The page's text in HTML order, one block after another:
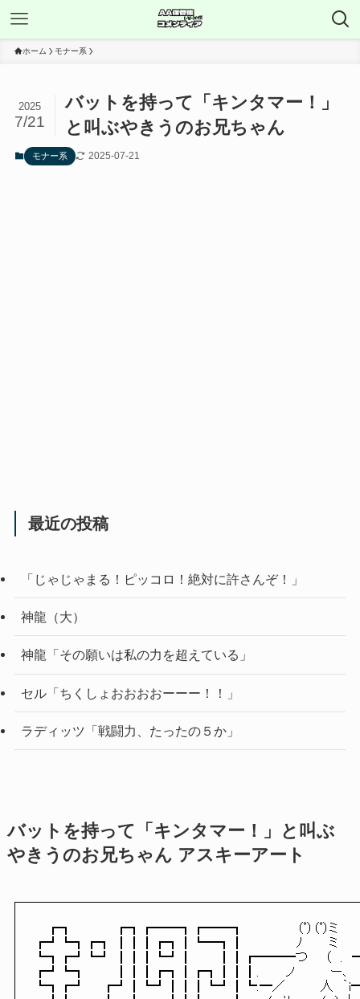
ホーム モナー系
バットを持って「キンタマー！」
と叫ぶやきうのお兄ちゃん
2025
7/21
モナー系 2025-07-21
最近の投稿
「じゃじゃまる！ピッコロ！絶対に許さんぞ！」
神龍（大）
神龍「その願いは私の力を超えている」
セル「ちくしょおおおおーーー！！」
ラディッツ「戦闘力、たったの５か」
バットを持って「キンタマー！」と叫ぶ
やきうのお兄ちゃん アスキーアート
┏┓ 　 　 　 ┏┓┏━━┓┏━━┓　　　　　　（ﾟ）（ﾟ）ミ
┏┛┗┓┏┓ ┃┃┃┏┓┃┗━┓┃ 　 　　　　ﾉ　　　ミ　
┗┓┏┛┗┛ ┃┃┃┗┛┃　 　 ┃┃┏━━━つ　　（　
┏┛┗┓ 　 　 ┃┃┃┏┓┃┏┓┃┃┃.　　　ノ　　　　
┗┓┏┛ 　 ┏┛┃┗┛┃┃┃┗┛┃┗.━／　　　　人